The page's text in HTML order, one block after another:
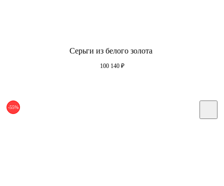
Серьги из белого золота
100 140 ₽
-55%